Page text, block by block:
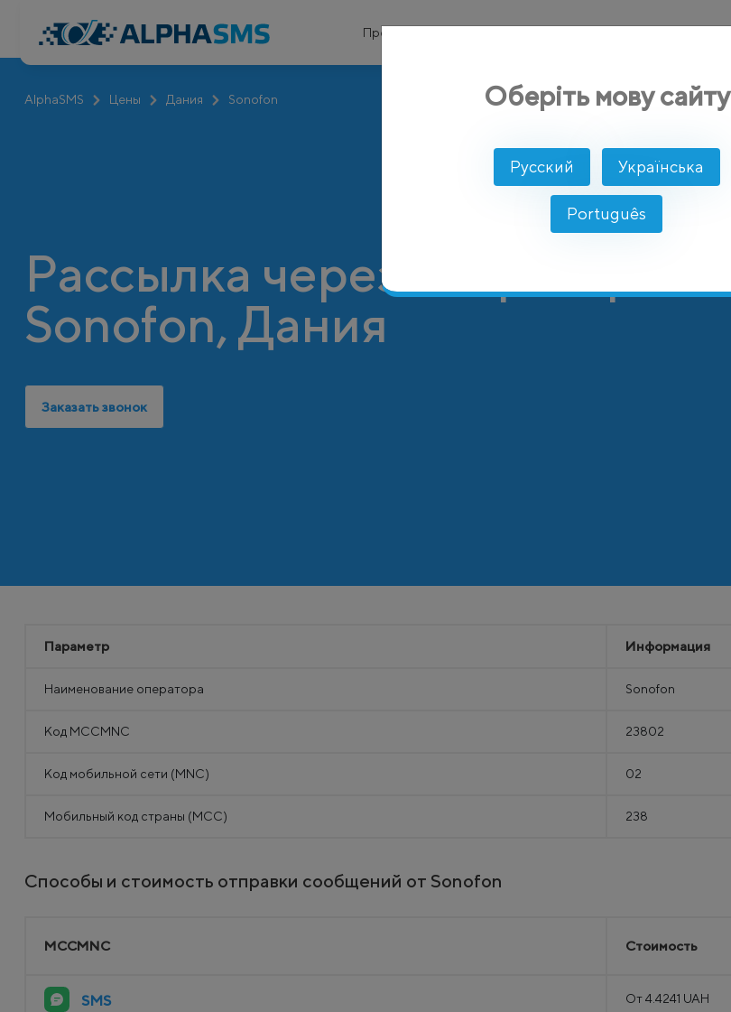
AlphaSMS Цены Дания Sonofon
Продукты
Рассылка через оператор
Sonofon, Дания
Заказать звонок
Параметр Информация
Наименование оператора Sonofon
Код MCCMNC 23802
Код мобильной сети (MNC) 02
Мобильный код страны (MCC) 238
Способы и стоимость отправки сообщений от Sonofon
MCCMNC Стоимость
SMS От 4.4241 UAH
Оберіть мову сайту
Русский Українська
Português